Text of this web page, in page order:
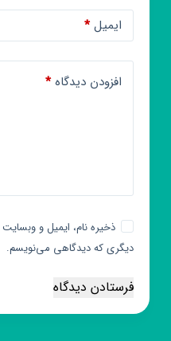
ایمیل*
افزودن دیدگاه*
ذخیره نام، ایمیل و
دیگری که دیدگاهی می‌نویسم.
فرستادن دیدگاه